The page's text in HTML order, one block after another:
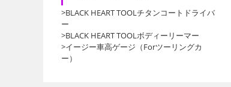
>BLACK HEART TOOLチタンコートドライバ
ー
>BLACK HEART TOOLボディーリーマー
>イージー車高ゲージ（Forツーリングカ
ー）